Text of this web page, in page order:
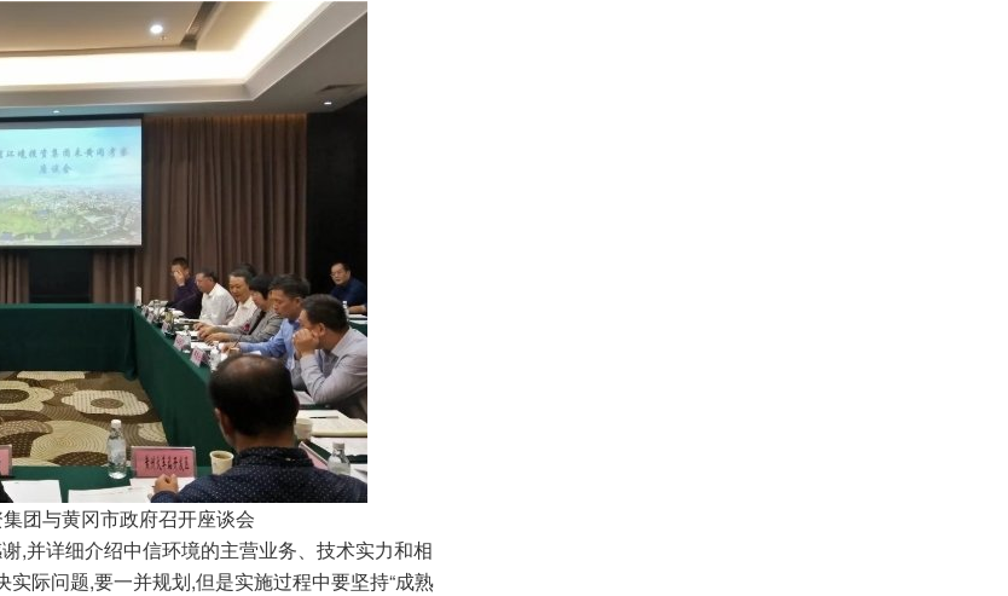
与黄冈市政府召开座谈会
详细介绍中信环境的主营业务、技术实力和相
际问题,要一并规划,但是实施过程中要坚持“成熟